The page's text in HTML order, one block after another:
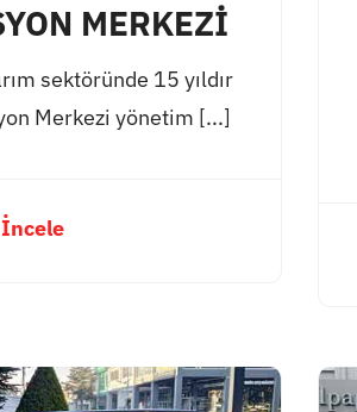
MERKEZİ
sektöründe 15 yıldır
Merkezi yönetim [...]
İncele